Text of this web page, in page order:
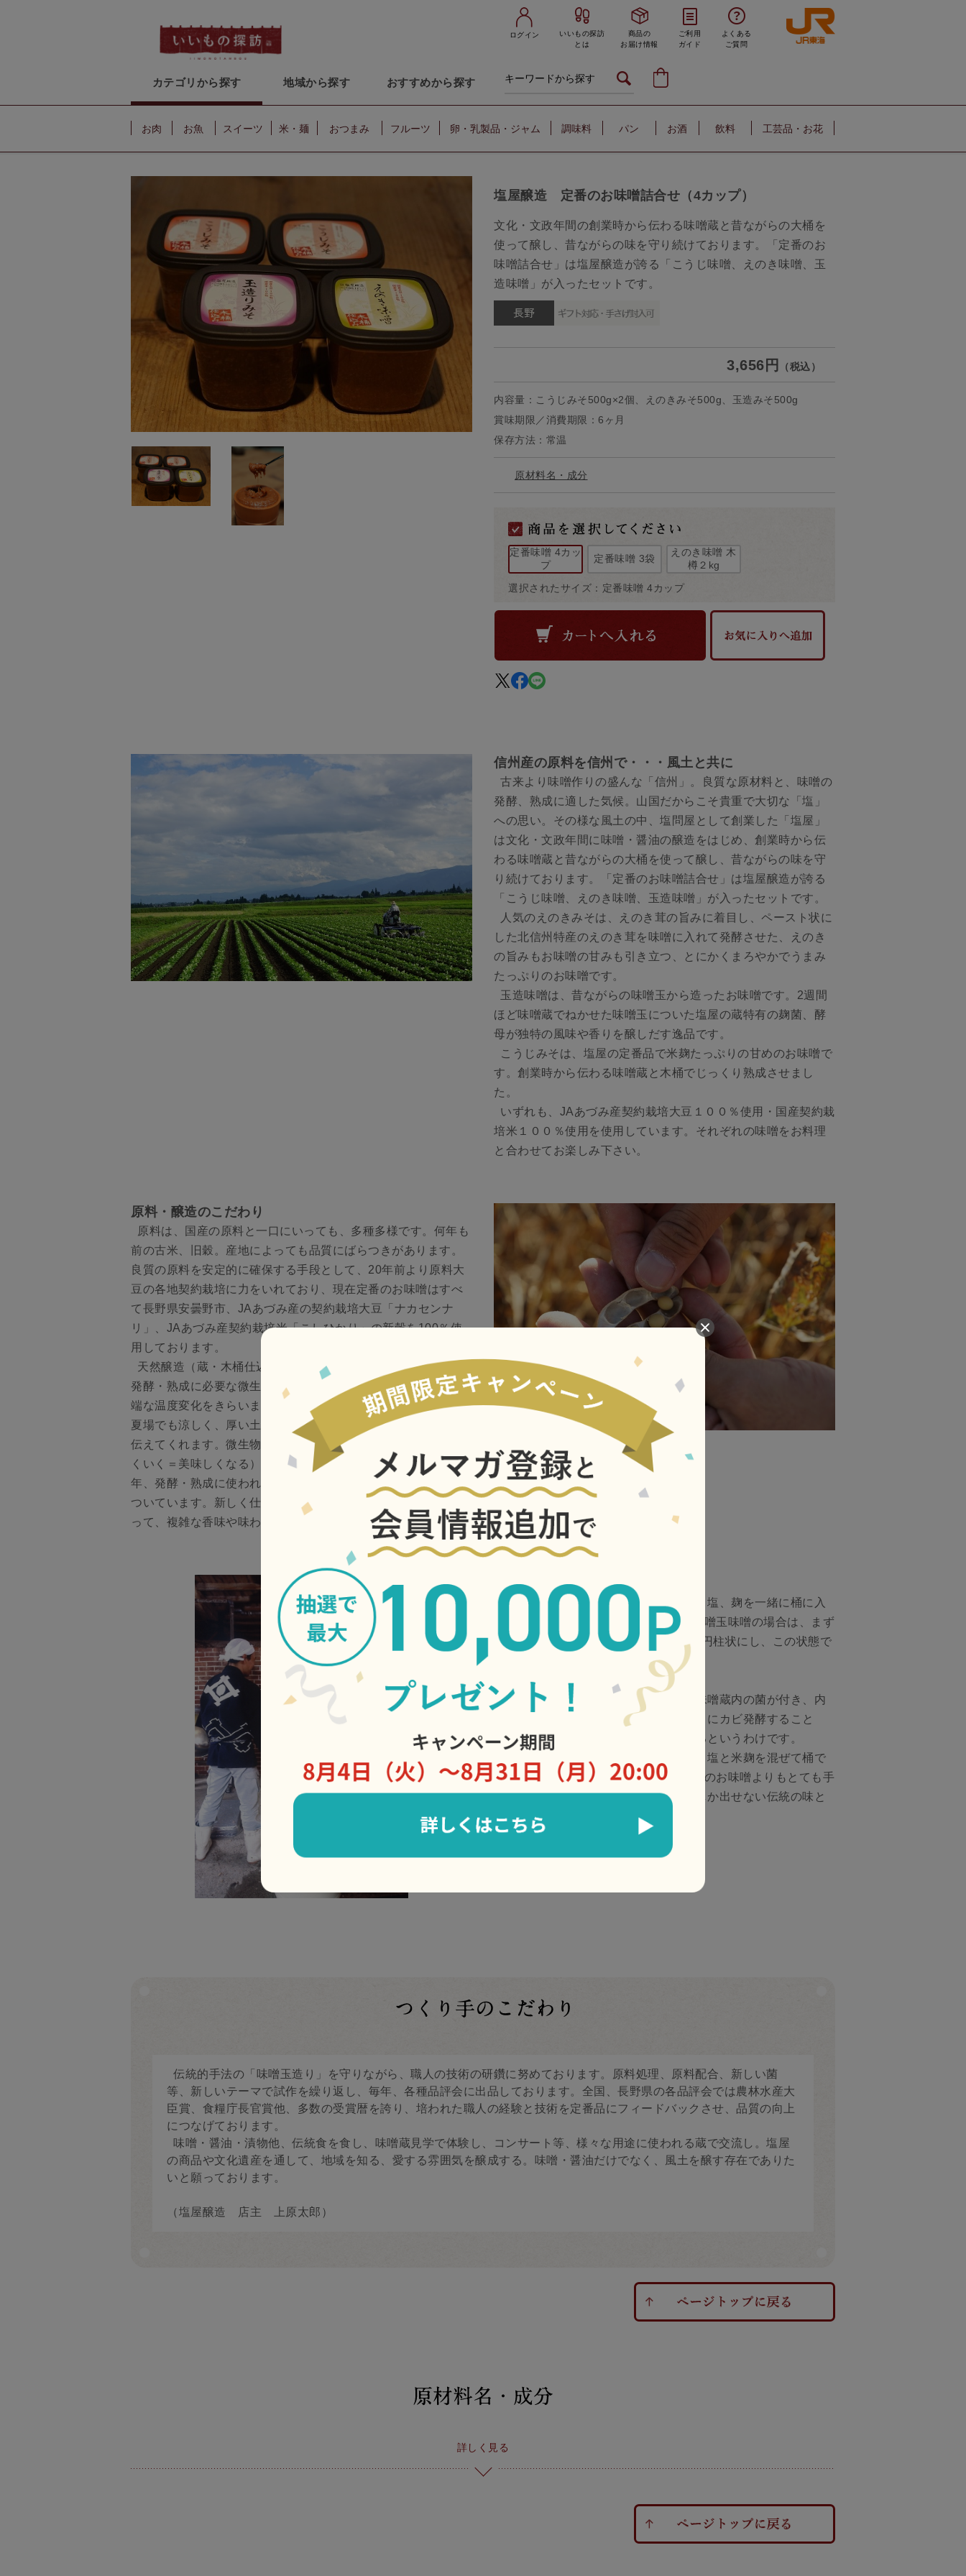
ログイン
いいもの探訪
とは
商品の
お届け情報
ご利用
ガイド
よくある
ご質問
カテゴリから探す 地域から探す おすすめから探す
お肉 お魚 スイーツ 米・麺 おつまみ フルーツ 卵・乳製品・ジャム 調味料 パン お酒 飲料 工芸品・お花
塩屋醸造 定番のお味噌詰合せ（4カップ）
文化・文政年間の創業時から伝わる味噌蔵と昔ながらの大桶を
使って醸し、昔ながらの味を守り続けております。「定番のお
味噌詰合せ」は塩屋醸造が誇る「こうじ味噌、えのき味噌、玉
造味噌」が入ったセットです。
3,656円 （税込）
内容量：こうじみそ500g×2個、えのきみそ500g、玉造みそ500g
賞味期限／消費期限：6ヶ月
保存方法：常温
原材料名・成分
定番味噌 4カッ
プ
定番味噌 3袋
えのき味噌 木
樽２kg
選択されたサイズ：定番味噌 4カップ
信州産の原料を信州で・・・風土と共に
古来より味噌作りの盛んな「信州」。良質な原材料と、味噌の
発酵、熟成に適した気候。山国だからこそ貴重で大切な「塩」
への思い。その様な風土の中、塩問屋として創業した「塩屋」
は文化・文政年間に味噌・醤油の醸造をはじめ、創業時から伝
わる味噌蔵と昔ながらの大桶を使って醸し、昔ながらの味を守
り続けております。「定番のお味噌詰合せ」は塩屋醸造が誇る
「こうじ味噌、えのき味噌、玉造味噌」が入ったセットです。
人気のえのきみそは、えのき茸の旨みに着目し、ペースト状に
した北信州特産のえのき茸を味噌に入れて発酵させた、えのき
の旨みもお味噌の甘みも引き立つ、とにかくまろやかでうまみ
たっぷりのお味噌です。
玉造味噌は、昔ながらの味噌玉から造ったお味噌です。2週間
ほど味噌蔵でねかせた味噌玉についた塩屋の蔵特有の麹菌、酵
母が独特の風味や香りを醸しだす逸品です。
こうじみそは、塩屋の定番品で米麹たっぷりの甘めのお味噌で
す。創業時から伝わる味噌蔵と木桶でじっくり熟成させまし
た。
いずれも、JAあづみ産契約栽培大豆１００％使用・国産契約栽
培米１００％使用を使用しています。それぞれの味噌をお料理
と合わせてお楽しみ下さい。
原料・醸造のこだわり
原料は、国産の原料と一口にいっても、多種多様です。何年も
前の古米、旧穀。産地によっても品質にばらつきがあります。
良質の原料を安定的に確保する手段として、20年前より原料大
豆の各地契約栽培に力をいれており、現在定番のお味噌はすべ
て長野県安曇野市、JAあづみ産の契約栽培大豆「ナカセンナ
リ」、JAあづみ産契約栽培米「こしひかり」の新穀を100％使
用しております。
天然醸造（蔵・木桶仕込み）にこだわっております。お味噌の
発酵・熟成に必要な微生物（麹菌、酵母等）は夏場の高温や極
端な温度変化をきらいます。創業時から伝わる塩屋の味噌蔵は
夏場でも涼しく、厚い土壁と木桶は四季の温度変化をやんわり
伝えてくれます。微生物が快適にすごせる（発酵・熟成がうま
くいく＝美味しくなる）、ゆりかごの様な存在です。また長
年、発酵・熟成に使われた蔵には、塩屋独特の「蔵付の菌」が
ついています。新しく仕込んだお味噌にその菌が付くことによ
って、複雑な香味や味わいが増し、塩屋の味が守られます。
玉造り味噌
通常のお味噌は、蒸して潰した大豆と、塩、麹を一緒に桶に入
れ、10～1年程寝かせます。しかし、味噌玉味噌の場合は、まず
蒸して潰した大豆を高さ15cmぐらいの円柱状にし、この状態で
味噌蔵で2週間程寝かせます。
これにより、味噌玉の周りが乾燥して味噌蔵内の菌が付き、内
部が乳酸発酵します。チーズと同じようにカビ発酵すること
で、程よい酸味と独特のコクが生まれるというわけです。
このあと、出来上がった味噌玉を砕き、塩と米麹を混ぜて桶で
さらに6～10ヶ月程発酵させます。普通のお味噌よりもとても手
間がかかる味噌玉作りですが、老舗にしか出せない伝統の味と
して地元でも大変評判です。
伝統的手法の「味噌玉造り」を守りながら、職人の技術の研鑽に努めております。原料処理、原料配合、新しい菌
等、新しいテーマで試作を繰り返し、毎年、各種品評会に出品しております。全国、長野県の各品評会では農林水産大
臣賞、食糧庁長官賞他、多数の受賞暦を誇り、培われた職人の経験と技術を定番品にフィードバックさせ、品質の向上
につなげております。
味噌・醤油・漬物他、伝統食を食し、味噌蔵見学で体験し、コンサート等、様々な用途に使われる蔵で交流し。塩屋
の商品や文化遺産を通して、地域を知る、愛する雰囲気を醸成する。味噌・醤油だけでなく、風土を醸す存在でありた
いと願っております。
（塩屋醸造 店主 上原太郎）
詳しく見る